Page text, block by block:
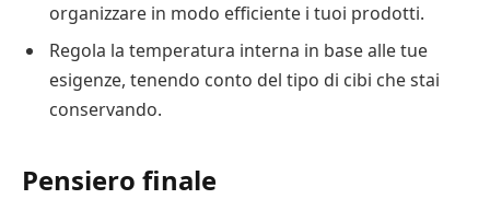
organizzare in modo efficiente i tuoi prodotti.
Regola la temperatura interna in base alle tue
esigenze, tenendo conto del tipo di cibi che stai
conservando.
Pensiero finale